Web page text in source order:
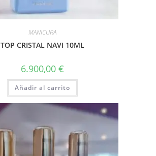
MANICURA
TOP CRISTAL NAVI 10ML
6.900,00 €
Añadir al carrito